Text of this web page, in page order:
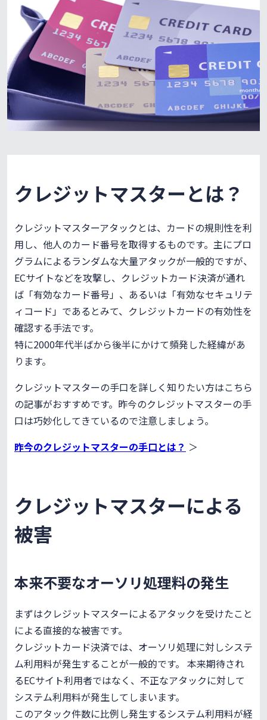
クレジットマスターとは？
クレジットマスターアタックとは、カードの規則性を利
用し、他人のカード番号を取得するものです。主にプロ
グラムによるランダムな大量アタックが一般的ですが、
ECサイトなどを攻撃し、クレジットカード決済が通れ
ば「有効なカード番号」、あるいは「有効なセキュリテ
ィコード」であるとみて、クレジットカードの有効性を
確認する手法です。
特に2000年代半ばから後半にかけて頻発した経緯があ
ります。
クレジットマスターの手口を詳しく知りたい方はこちら
の記事がおすすめです。昨今のクレジットマスターの手
口は巧妙化してきているので注意しましょう。
昨今のクレジットマスターの手口とは？ ＞
クレジットマスターによる
被害
本来不要なオーソリ処理料の発生
まずはクレジットマスターによるアタックを受けたこと
による直接的な被害です。
クレジットカード決済では、オーソリ処理に対しシステ
ム利用料が発生することが一般的です。 本来期待され
るECサイト利用者ではなく、不正なアタックに対して
システム利用料が発生してしまいます。
このアタック件数に比例し発生するシステム利用料が経